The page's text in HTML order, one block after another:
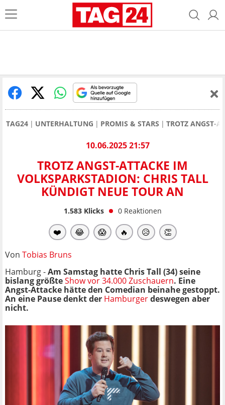
TAG24 UNTERHALTUNG PROMIS & STARS TROTZ ANGST-
10.06.2025 21:57
TROTZ ANGST-ATTACKE IM
VOLKSPARKSTADION: CHRIS TALL
KÜNDIGT NEUE TOUR AN
1.583Klicks 0 Reaktionen
❤️ 😂 😱 🔥 😥 👏
Von Tobias Bruns
Hamburg -Am Samstag hatte Chris Tall (34) seine
bislang größteShow vor 34.000 Zuschauern. Eine
Angst-Attacke hätte den Comedian beinahe gestoppt.
An eine Pause denkt der Hamburgerdeswegen aber
nicht.